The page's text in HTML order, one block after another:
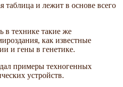
таблица и лежит в основе всего
в технике такие же
как известные
и гены в генетике.
примеры техногенных
устройств.